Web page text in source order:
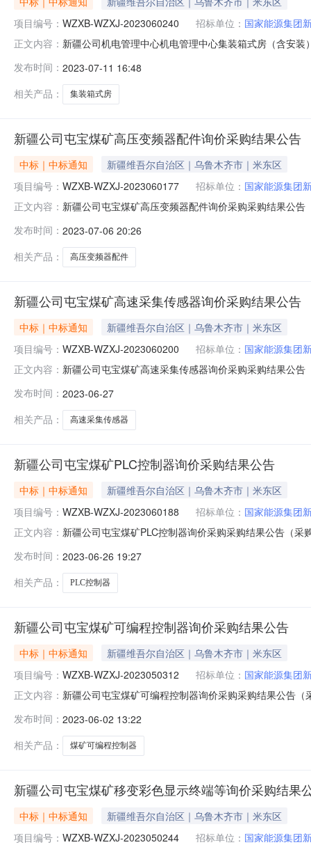
项目编号： WZXB-WZXJ-2023060240 招标单位： 国家能源集团
正文内容： 新疆公司机电管理中心机电管理中心集装箱式房（含安
购人采购管理部门负责受理采购投诉。异议接收单位：
发布时间： 2023-07-11 16:48
相关产品：
集装箱式房
新疆公司屯宝煤矿高压变频器配件询价采购结果公告
中标｜中标通知
新疆维吾尔自治区｜乌鲁木齐市｜米东区
项目编号： WZXB-WZXJ-2023060177 招标单位： 国家能源集团
正文内容： 新疆公司屯宝煤矿高压变频器配件询价采购采购结果公
理采购投诉。异议接收单位：国家能源集团物资有限公
发布时间： 2023-07-06 20:26
相关产品：
高压变频器配件
新疆公司屯宝煤矿高速采集传感器询价采购结果公告
中标｜中标通知
新疆维吾尔自治区｜乌鲁木齐市｜米东区
项目编号： WZXB-WZXJ-2023060200 招标单位： 国家能源集团
正文内容： 新疆公司屯宝煤矿高速采集传感器询价采购采购结果公
理采购投诉。异议接收单位：国家能源集团物资有限公
发布时间： 2023-06-27
相关产品：
高速采集传感器
新疆公司屯宝煤矿PLC控制器询价采购结果公告
中标｜中标通知
新疆维吾尔自治区｜乌鲁木齐市｜米东区
项目编号： WZXB-WZXJ-2023060188 招标单位： 国家能源集团
正文内容： 新疆公司屯宝煤矿PLC控制器询价采购采购结果公告（
投诉。异议接收单位：国家能源集团物资有限公司西北
发布时间： 2023-06-26 19:27
相关产品：
PLC控制器
新疆公司屯宝煤矿可编程控制器询价采购结果公告
中标｜中标通知
新疆维吾尔自治区｜乌鲁木齐市｜米东区
项目编号： WZXB-WZXJ-2023050312 招标单位： 国家能源集团
正文内容： 新疆公司屯宝煤矿可编程控制器询价采购采购结果公告
受理采购投诉。异议接收单位：国家能源集团物资有限
发布时间： 2023-06-02 13:22
相关产品：
煤矿可编程控制器
新疆公司屯宝煤矿移变彩色显示终端等询价采购结果
中标｜中标通知
新疆维吾尔自治区｜乌鲁木齐市｜米东区
项目编号： WZXB-WZXJ-2023050244 招标单位： 国家能源集团